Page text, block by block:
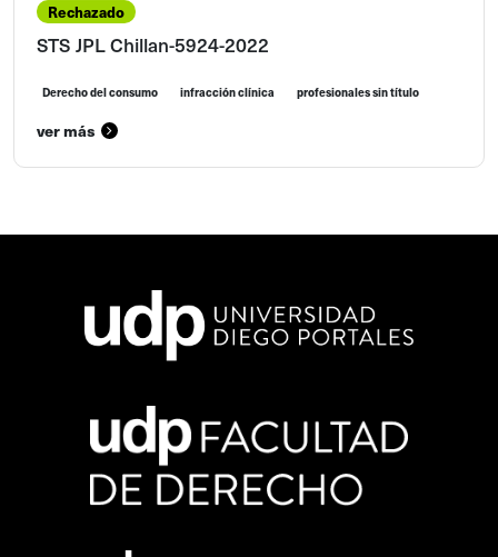
Rechazado
STS JPL Chillan-5924-2022
Derecho del consumo infracción clínica profesionales sin título
ver más